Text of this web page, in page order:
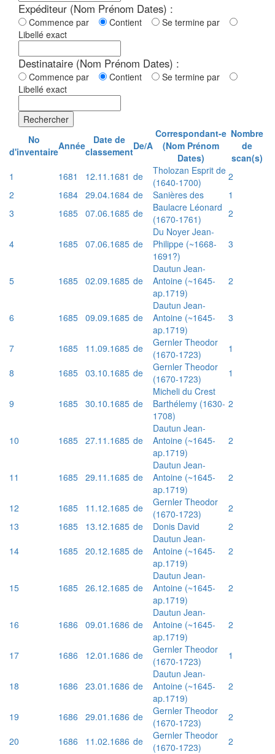
Expéditeur (Nom Prénom Dates) :
Commence par Contient
Se termine par
Libellé exact
Destinataire (Nom Prénom Dates) :
Commence par Contient
Se termine par
Libellé exact
Rechercher
No
d'inventaireAnnée
Date de
classementDe/A
Correspondant-e
(Nom Prénom
Dates)
Nombre
de
scan(s)
1
1681 12.11.1681 de
Tholozan Esprit de
(1640-1700)
2
2
1684 29.04.1684 de Sanières des
1
3
1685 07.06.1685 de
Baulacre Léonard
(1670-1761)
2
4 1685 07.06.1685 de
Du Noyer Jean-
Philippe (~1668-
1691?)
3
5 1685 02.09.1685 de
Dautun Jean-
Antoine (~1645-
ap.1719)
2
6 1685 09.09.1685 de
Dautun Jean-
Antoine (~1645-
ap.1719)
3
7 1685 11.09.1685 de
Gernler Theodor
(1670-1723)
1
8
1685 03.10.1685 de
Gernler Theodor
(1670-1723)
1
9 1685 30.10.1685 de
Micheli du Crest
Barthélemy (1630-
1708)
2
10 1685 27.11.1685 de
Dautun Jean-
Antoine (~1645-
ap.1719)
2
11 1685 29.11.1685 de
Dautun Jean-
Antoine (~1645-
ap.1719)
2
12 1685 11.12.1685 de
Gernler Theodor
(1670-1723)
2
13
1685 13.12.1685 de Donis David
2
14
1685 20.12.1685 de
Dautun Jean-
Antoine (~1645-
ap.1719)
2
15 1685 26.12.1685 de
Dautun Jean-
Antoine (~1645-
ap.1719)
2
16 1686 09.01.1686 de
Dautun Jean-
Antoine (~1645-
ap.1719)
2
17 1686 12.01.1686 de
Gernler Theodor
(1670-1723)
1
18 1686 23.01.1686 de
Dautun Jean-
Antoine (~1645-
ap.1719)
2
19 1686 29.01.1686 de
Gernler Theodor
(1670-1723)
2
20
1686 11.02.1686 de
Gernler Theodor
(1670-1723)
2